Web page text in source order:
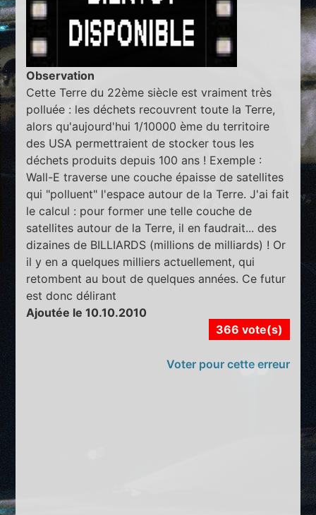
Observation
Cette Terre du 22ème siècle est vraiment très
polluée : les déchets recouvrent toute la Terre,
alors qu'aujourd'hui 1/10000 ème du territoire
des USA permettraient de stocker tous les
déchets produits depuis 100 ans ! Exemple :
Wall-E traverse une couche épaisse de satellites
qui "polluent" l'espace autour de la Terre. J'ai fait
le calcul : pour former une telle couche de
satellites autour de la Terre, il en faudrait... des
dizaines de BILLIARDS (millions de milliards) ! Or
il y en a quelques milliers actuellement, qui
retombent au bout de quelques années. Ce futur
est donc délirant
Ajoutée le 10.10.2010
366 vote(s)
Voter pour cette erreur